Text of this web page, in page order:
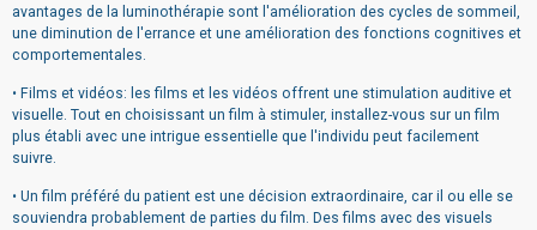
avantages de la luminothérapie sont l'amélioration des cycles de sommeil,
une diminution de l'errance et une amélioration des fonctions cognitives et
comportementales.
• Films et vidéos: les films et les vidéos offrent une stimulation auditive et
visuelle. Tout en choisissant un film à stimuler, installez-vous sur un film
plus établi avec une intrigue essentielle que l'individu peut facilement
suivre.
• Un film préféré du patient est une décision extraordinaire, car il ou elle se
souviendra probablement de parties du film. Des films avec des visuels